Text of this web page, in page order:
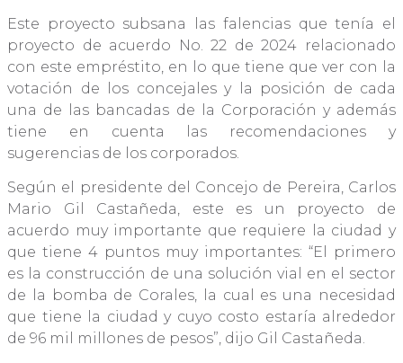
Este proyecto subsana las falencias que tenía el
proyecto de acuerdo No. 22 de 2024 relacionado
con este empréstito, en lo que tiene que ver con la
votación de los concejales y la posición de cada
una de las bancadas de la Corporación y además
tiene en cuenta las recomendaciones y
sugerencias de los corporados.
Según el presidente del Concejo de Pereira, Carlos
Mario Gil Castañeda, este es un proyecto de
acuerdo muy importante que requiere la ciudad y
que tiene 4 puntos muy importantes: “El primero
es la construcción de una solución vial en el sector
de la bomba de Corales, la cual es una necesidad
que tiene la ciudad y cuyo costo estaría alrededor
de 96 mil millones de pesos”, dijo Gil Castañeda.